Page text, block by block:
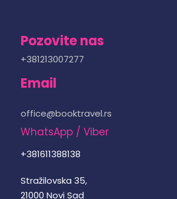
Pozovite nas
+381213007277
Email
office@booktravel.rs
WhatsApp / Viber
+381611388138
Stražilovska 35,
21000 Novi Sad